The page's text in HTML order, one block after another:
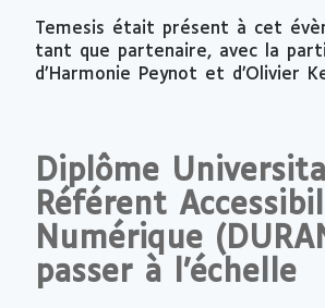
Temesis était présent à cet
tant que partenaire, avec la
d’Harmonie Peynot et d’Olivier
Diplôme
Référent
Numérique
passer à l’échelle